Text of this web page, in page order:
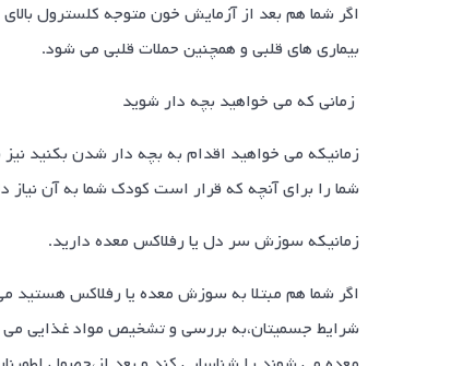
اگر شما هم بعد از آزمایش خون متوجه کلسترول
بیماری های قلبی و همچنین حملات قلبی می شود.
زمانی که می خواهید بچه دار شوید
زمانیکه می خواهید اقدام به بچه دار شدن بکنید
شما را برای آنچه که قرار است کودک شما به آن نیاز
زمانیکه سوزش سر دل یا رفلاکس معده دارید.
اگر شما هم مبتلا به سوزش معده یا رفلاکس هستید
شرایط جسمیتان،به بررسی و تشخیص مواد غذایی